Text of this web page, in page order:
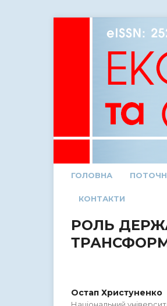
ГОЛОВНА
КОНТАКТИ
РОЛЬ
Остап Христуненко